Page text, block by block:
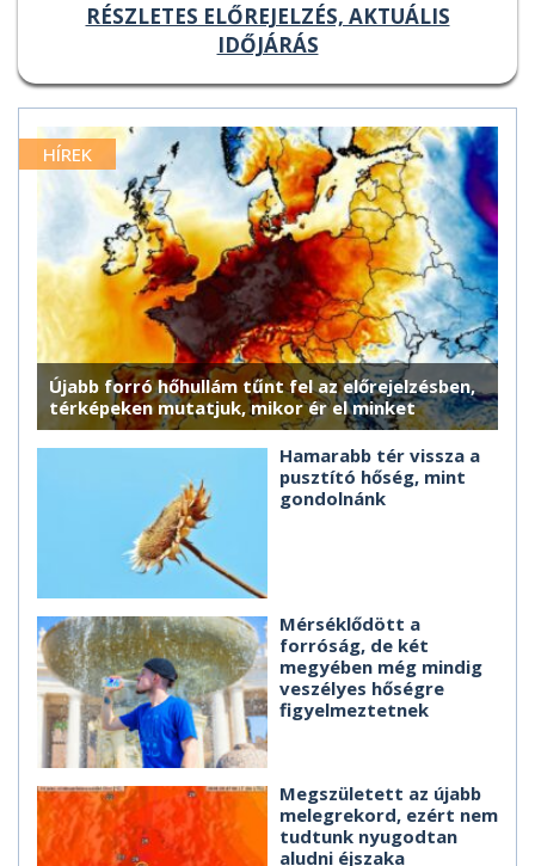
RÉSZLETES ELŐREJELZÉS, AKTUÁLIS
IDŐJÁRÁS
HÍREK
Újabb forró hőhullám tűnt fel az előrejelzésben,
térképeken mutatjuk, mikor ér el minket
Hamarabb tér vissza a
pusztító hőség, mint
gondolnánk
Mérséklődött a
forróság, de két
megyében még mindig
veszélyes hőségre
figyelmeztetnek
Megszületett az újabb
melegrekord, ezért nem
tudtunk nyugodtan
aludni éjszaka